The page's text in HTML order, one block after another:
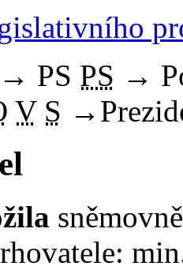
→ PS PS →
V S →